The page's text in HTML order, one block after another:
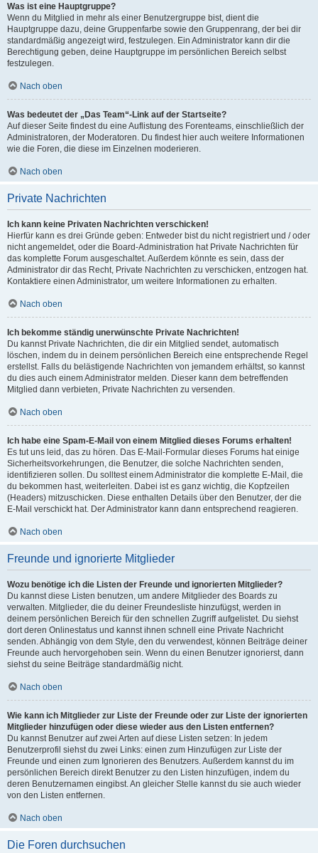
Was ist eine Hauptgruppe?
Wenn du Mitglied in mehr als einer Benutzergruppe bist, dient die
Hauptgruppe dazu, deine Gruppenfarbe sowie den Gruppenrang, der bei dir
standardmäßig angezeigt wird, festzulegen. Ein Administrator kann dir die
Berechtigung geben, deine Hauptgruppe im persönlichen Bereich selbst
festzulegen.
Nach oben
Was bedeutet der „Das Team“-Link auf der Startseite?
Auf dieser Seite findest du eine Auflistung des Forenteams, einschließlich der
Administratoren, der Moderatoren. Du findest hier auch weitere Informationen
wie die Foren, die diese im Einzelnen moderieren.
Nach oben
Private Nachrichten
Ich kann keine Privaten Nachrichten verschicken!
Hierfür kann es drei Gründe geben: Entweder bist du nicht registriert und / oder
nicht angemeldet, oder die Board-Administration hat Private Nachrichten für
das komplette Forum ausgeschaltet. Außerdem könnte es sein, dass der
Administrator dir das Recht, Private Nachrichten zu verschicken, entzogen hat.
Kontaktiere einen Administrator, um weitere Informationen zu erhalten.
Nach oben
Ich bekomme ständig unerwünschte Private Nachrichten!
Du kannst Private Nachrichten, die dir ein Mitglied sendet, automatisch
löschen, indem du in deinem persönlichen Bereich eine entsprechende Regel
erstellst. Falls du belästigende Nachrichten von jemandem erhältst, so kannst
du dies auch einem Administrator melden. Dieser kann dem betreffenden
Mitglied dann verbieten, Private Nachrichten zu versenden.
Nach oben
Ich habe eine Spam-E-Mail von einem Mitglied dieses Forums erhalten!
Es tut uns leid, das zu hören. Das E-Mail-Formular dieses Forums hat einige
Sicherheitsvorkehrungen, die Benutzer, die solche Nachrichten senden,
identifizieren sollen. Du solltest einem Administrator die komplette E-Mail, die
du bekommen hast, weiterleiten. Dabei ist es ganz wichtig, die Kopfzeilen
(Headers) mitzuschicken. Diese enthalten Details über den Benutzer, der die
E-Mail verschickt hat. Der Administrator kann dann entsprechend reagieren.
Nach oben
Freunde und ignorierte Mitglieder
Wozu benötige ich die Listen der Freunde und ignorierten Mitglieder?
Du kannst diese Listen benutzen, um andere Mitglieder des Boards zu
verwalten. Mitglieder, die du deiner Freundesliste hinzufügst, werden in
deinem persönlichen Bereich für den schnellen Zugriff aufgelistet. Du siehst
dort deren Onlinestatus und kannst ihnen schnell eine Private Nachricht
senden. Abhängig von dem Style, den du verwendest, können Beiträge deiner
Freunde auch hervorgehoben sein. Wenn du einen Benutzer ignorierst, dann
siehst du seine Beiträge standardmäßig nicht.
Nach oben
Wie kann ich Mitglieder zur Liste der Freunde oder zur Liste der ignorierten
Mitglieder hinzufügen oder diese wieder aus den Listen entfernen?
Du kannst Benutzer auf zwei Arten auf diese Listen setzen: In jedem
Benutzerprofil siehst du zwei Links: einen zum Hinzufügen zur Liste der
Freunde und einen zum Ignorieren des Benutzers. Außerdem kannst du im
persönlichen Bereich direkt Benutzer zu den Listen hinzufügen, indem du
deren Benutzernamen eingibst. An gleicher Stelle kannst du sie auch wieder
von den Listen entfernen.
Nach oben
Die Foren durchsuchen